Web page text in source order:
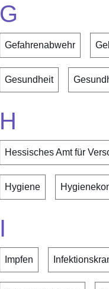
G
Gefahrenabwehr
Gesundheit
H
Hessisches Amt für
Hygiene
I
Impfen